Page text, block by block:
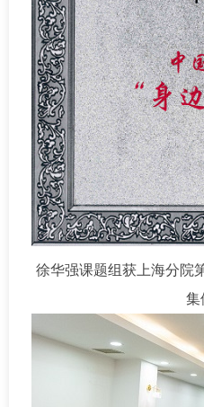
徐华强课题组获上海分院
集